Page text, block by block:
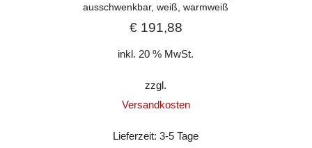
ausschwenkbar, weiß, warmweiß
€191,88
inkl. 20 % MwSt.
zzgl.
Versandkosten
Lieferzeit:3-5 Tage